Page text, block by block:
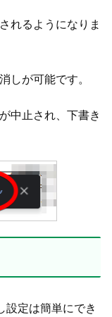
れるようになりま
しが可能です。
中止され、下書き
設定は簡単にでき